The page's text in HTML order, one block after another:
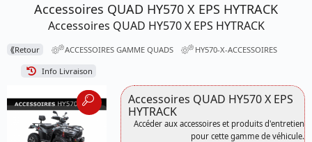
Accessoires QUAD HY570 X EPS HYTRACK
Accessoires QUAD HY570 X EPS HYTRACK
⟪Retour ACCESSOIRES GAMME QUADS HY570-X-ACCESSOIRES
Info Livraison
Accessoires QUAD HY570 X EPS
HYTRACK
Accéder aux accessoires et produits d'entretien
pour cette gamme de véhicule.